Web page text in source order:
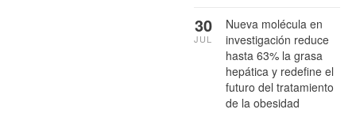
Nueva molécula en
investigación reduce
hasta 63% la grasa
hepática y redefine el
futuro del tratamiento
de la obesidad
30
JUL